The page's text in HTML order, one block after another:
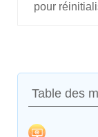
pour
Table des